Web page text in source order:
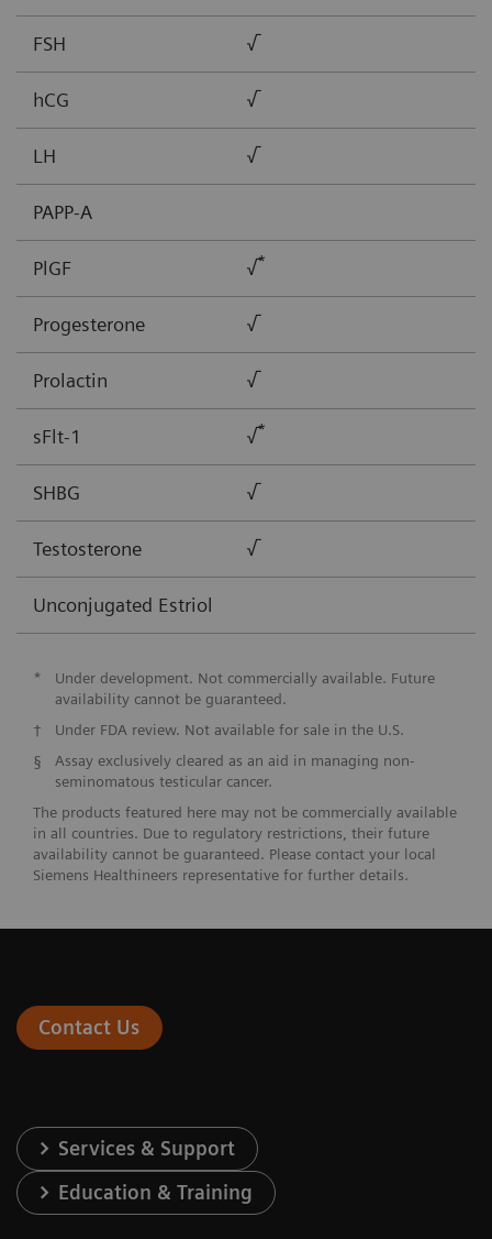
FSH √
hCG √
LH √
PAPP-A
PlGF √*
Progesterone √
Prolactin √
sFlt-1 √*
SHBG √
Testosterone √
Unconjugated Estriol
*
Under development. Not commercially available. Future
availability cannot be guaranteed.
†
Under FDA review. Not available for sale in the U.S.
§
Assay exclusively cleared as an aid in managing non-
seminomatous testicular cancer.
The products featured here may not be commercially available
in all countries. Due to regulatory restrictions, their future
availability cannot be guaranteed. Please contact your local
Siemens Healthineers representative for further details.
Contact Us
Services & Support
Education & Training